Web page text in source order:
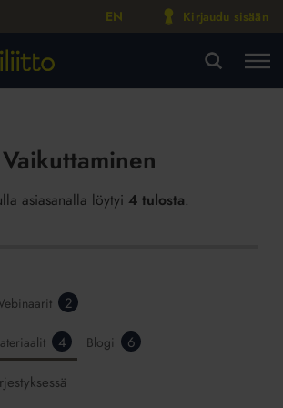
EN Kirjaudu sisään
Vaikuttaminen
asiasanalla löytyi 4 tulosta.
2
4 Blogi 6